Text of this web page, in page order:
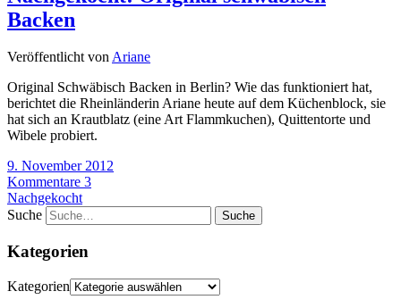
Backen
Veröffentlicht vonAriane
Original Schwäbisch Backen in Berlin? Wie das funktioniert hat,
berichtet die Rheinländerin Ariane heute auf dem Küchenblock, sie
hat sich an Krautblatz (eine Art Flammkuchen), Quittentorte und
Wibele probiert.
9. November 2012
Kommentare 3
Nachgekocht
Suche
Kategorien
Kategorien